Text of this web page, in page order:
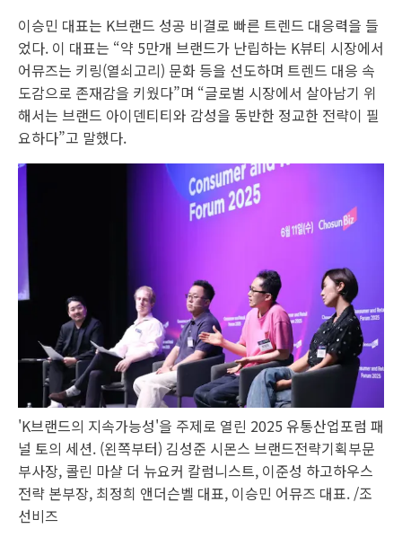
이승민 대표는 K브랜드 성공 비결로 빠른 트렌드 대응력을 들
었다. 이 대표는 “약 5만개 브랜드가 난립하는 K뷰티 시장에서
어뮤즈는 키링(열쇠고리) 문화 등을 선도하며 트렌드 대응 속
도감으로 존재감을 키웠다”며 “글로벌 시장에서 살아남기 위
해서는 브랜드 아이덴티티와 감성을 동반한 정교한 전략이 필
요하다”고 말했다.
'K브랜드의 지속가능성'을 주제로 열린 2025 유통산업포럼 패
널 토의 세션. (왼쪽부터) 김성준 시몬스 브랜드전략기획부문
부사장, 콜린 마샬 더 뉴요커 칼럼니스트, 이준성 하고하우스
전략 본부장, 최정희 앤더슨벨 대표, 이승민 어뮤즈 대표. /조
선비즈